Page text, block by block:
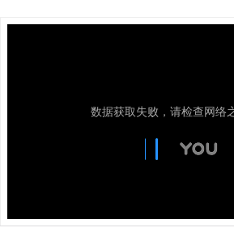
数据获取失败，请检查网络